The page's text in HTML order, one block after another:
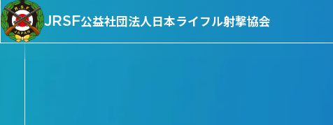
JRSF公益社団法人日本ライフル射撃協会